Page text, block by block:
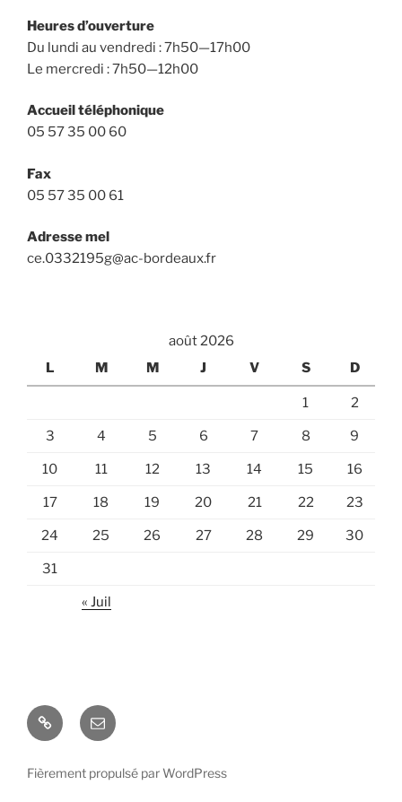
Heures d’ouverture
Du lundi au vendredi : 7h50—17h00
Le mercredi : 7h50—12h00
Accueil téléphonique
05 57 35 00 60
Fax
05 57 35 00 61
Adresse mel
ce.0332195g@ac-bordeaux.fr
août 2026
L
M M J V S D
1 2
3 4 5 6 7 8 9
10 11 12 13 14 15 16
17 18 19 20 21 22 23
24 25 26 27 28 29 30
31
« Juil
PronoteE-
mail
Fièrement propulsé par WordPress